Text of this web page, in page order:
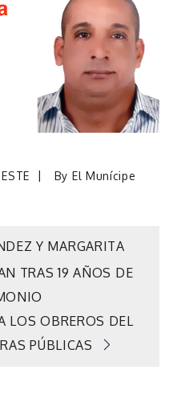
By El Munícipe
Y MARGARITA
TRAS 19 AÑOS DE
LOS OBREROS DEL
PÚBLICAS